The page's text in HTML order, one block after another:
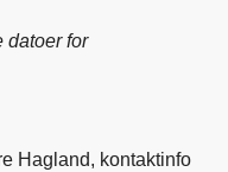
datoer for
Hagland, kontaktinfo